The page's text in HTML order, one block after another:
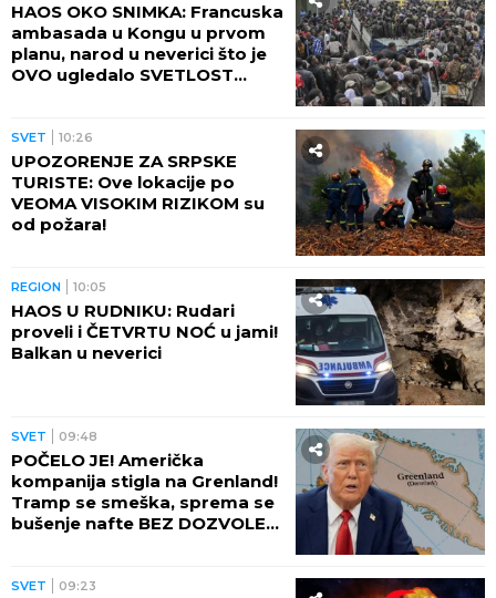
HAOS OKO SNIMKA: Francuska
ambasada u Kongu u prvom
planu, narod u neverici što je
OVO ugledalo SVETLOST
SVET 10:26
UPOZORENJE ZA SRPSKE
TURISTE: Ove lokacije po
VEOMA VISOKIM RIZIKOM su
od požara!
REGION 10:05
HAOS U RUDNIKU: Rudari
proveli i ČETVRTU NOĆ u jami!
Balkan u neverici
SVET 09:48
POČELO JE! Američka
kompanija stigla na Grenland!
Tramp se smeška, sprema se
bušenje nafte BEZ DOZVOLE
SVET 09:23